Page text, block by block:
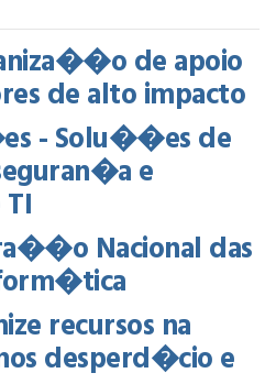
de apoio
de alto impacto
- Solu��es de
e
Nacional das
recursos na
desperd�cio e